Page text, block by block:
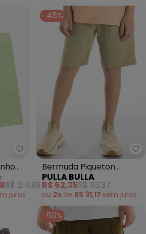
Trick Nick - Bermuda Menino
R$ 214,99
juros
-45%
Bermuda Piqueton
(Verde)
PULLA BULLA
R$ 62,35R$ 113,37
ou 2x de R$ 31,17 sem juros
-50%